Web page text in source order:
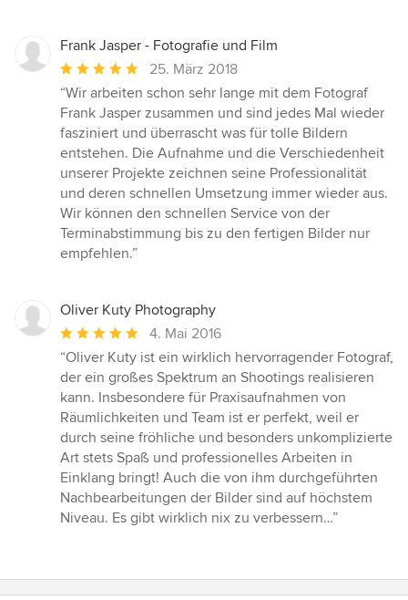
Frank Jasper - Fotografie und Film
Durchschnittliche
Bewertung:
5
von
5
Sternen
25. März 2018
“Wir arbeiten schon sehr lange mit dem Fotograf
Frank Jasper zusammen und sind jedes Mal wieder
fasziniert und überrascht was für tolle Bildern
entstehen. Die Aufnahme und die Verschiedenheit
unserer Projekte zeichnen seine Professionalität
und deren schnellen Umsetzung immer wieder aus.
Wir können den schnellen Service von der
Terminabstimmung bis zu den fertigen Bilder nur
empfehlen.”
Oliver Kuty Photography
Durchschnittliche
Bewertung:
5
von
5
Sternen
4. Mai 2016
“Oliver Kuty ist ein wirklich hervorragender Fotograf,
der ein großes Spektrum an Shootings realisieren
kann. Insbesondere für Praxisaufnahmen von
Räumlichkeiten und Team ist er perfekt, weil er
durch seine fröhliche und besonders unkomplizierte
Art stets Spaß und professionelles Arbeiten in
Einklang bringt! Auch die von ihm durchgeführten
Nachbearbeitungen der Bilder sind auf höchstem
Niveau. Es gibt wirklich nix zu verbessern…”